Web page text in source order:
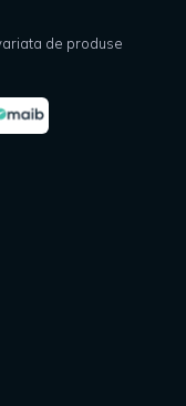
de produse